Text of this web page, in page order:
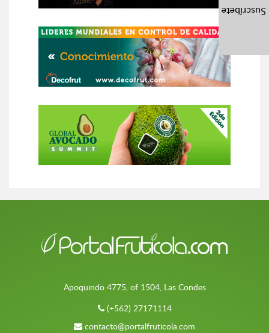
Apoquindo 4775, of 1504, Las Condes
(+562) 27171114
contacto@portalfruticola.com
Suscríbete